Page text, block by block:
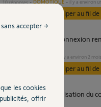
10 réponses DOMOTIQUE il y a environ
Participer au fil
il y a environ 2 mois
Participer au fil
Demande de réinitialisation du compte
alarmesomfy.net
les cookies
offrir
accepter →